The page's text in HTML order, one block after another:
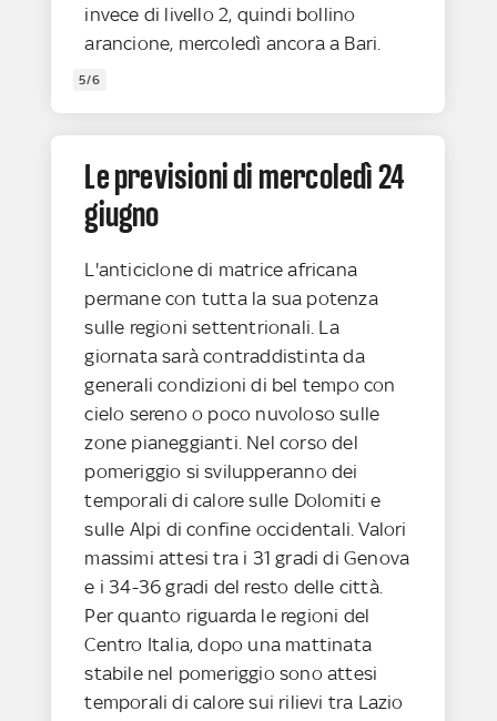
invece di livello 2, quindi bollino
arancione, mercoledì ancora a Bari.
5/6
Le previsioni di mercoledì 24
giugno
L'anticiclone di matrice africana
permane con tutta la sua potenza
sulle regioni settentrionali. La
giornata sarà contraddistinta da
generali condizioni di bel tempo con
cielo sereno o poco nuvoloso sulle
zone pianeggianti. Nel corso del
pomeriggio si svilupperanno dei
temporali di calore sulle Dolomiti e
sulle Alpi di confine occidentali. Valori
massimi attesi tra i 31 gradi di Genova
e i 34-36 gradi del resto delle città.
Per quanto riguarda le regioni del
Centro Italia, dopo una mattinata
stabile nel pomeriggio sono attesi
temporali di calore sui rilievi tra Lazio